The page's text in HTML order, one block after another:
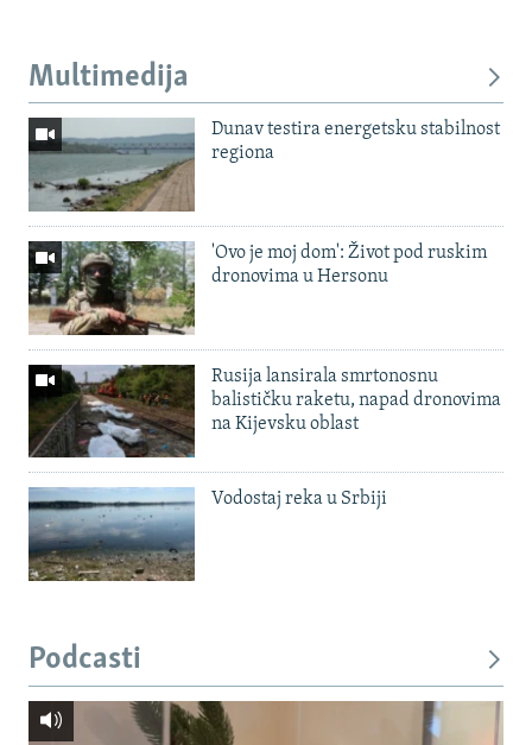
Multimedija
Dunav testira energetsku stabilnost
regiona
'Ovo je moj dom': Život pod ruskim
dronovima u Hersonu
Rusija lansirala smrtonosnu
balističku raketu, napad dronovima
na Kijevsku oblast
Vodostaj reka u Srbiji
Podcasti